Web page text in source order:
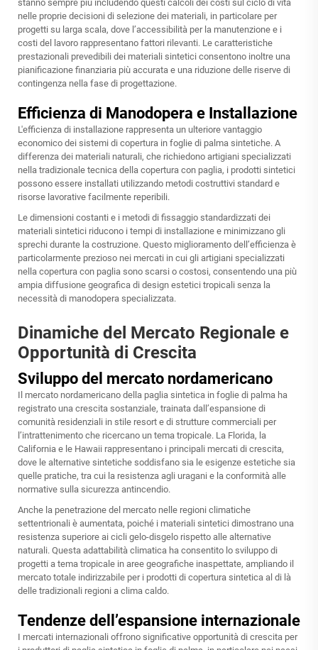
stanno sempre più includendo questi calcoli dei costi sul ciclo di vita
nelle proprie decisioni di selezione dei materiali, in particolare per
progetti su larga scala, dove l’accessibilità per la manutenzione e i
costi del lavoro rappresentano fattori rilevanti. Le caratteristiche
prestazionali prevedibili dei materiali sintetici consentono inoltre una
pianificazione finanziaria più accurata e una riduzione delle riserve di
contingenza nella fase di progettazione.
Efficienza di Manodopera e Installazione
L'efficienza di installazione rappresenta un ulteriore vantaggio
economico dei sistemi di copertura in foglie di palma sintetiche. A
differenza dei materiali naturali, che richiedono artigiani specializzati
nella tradizionale tecnica della copertura con paglia, i prodotti sintetici
possono essere installati utilizzando metodi costruttivi standard e
risorse lavorative facilmente reperibili.
Le dimensioni costanti e i metodi di fissaggio standardizzati dei
materiali sintetici riducono i tempi di installazione e minimizzano gli
sprechi durante la costruzione. Questo miglioramento dell’efficienza è
particolarmente prezioso nei mercati in cui gli artigiani specializzati
nella copertura con paglia sono scarsi o costosi, consentendo una più
ampia diffusione geografica di design estetici tropicali senza la
necessità di manodopera specializzata.
Dinamiche del Mercato Regionale e
Opportunità di Crescita
Sviluppo del mercato nordamericano
Il mercato nordamericano della paglia sintetica in foglie di palma ha
registrato una crescita sostanziale, trainata dall’espansione di
comunità residenziali in stile resort e di strutture commerciali per
l’intrattenimento che ricercano un tema tropicale. La Florida, la
California e le Hawaii rappresentano i principali mercati di crescita,
dove le alternative sintetiche soddisfano sia le esigenze estetiche sia
quelle pratiche, tra cui la resistenza agli uragani e la conformità alle
normative sulla sicurezza antincendio.
Anche la penetrazione del mercato nelle regioni climatiche
settentrionali è aumentata, poiché i materiali sintetici dimostrano una
resistenza superiore ai cicli gelo-disgelo rispetto alle alternative
naturali. Questa adattabilità climatica ha consentito lo sviluppo di
progetti a tema tropicale in aree geografiche inaspettate, ampliando il
mercato totale indirizzabile per i prodotti di copertura sintetica al di là
delle tradizionali regioni a clima caldo.
Tendenze dell’espansione internazionale
I mercati internazionali offrono significative opportunità di crescita per